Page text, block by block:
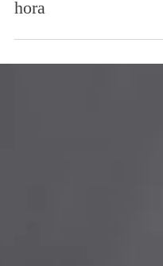
Não deixe seu
hora